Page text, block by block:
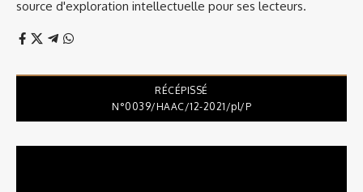
source d'exploration intellectuelle pour ses lecteurs.
RÉCÉPISSÉ
N°0039/HAAC/12-2021/pl/P